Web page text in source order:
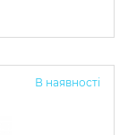
В наявності